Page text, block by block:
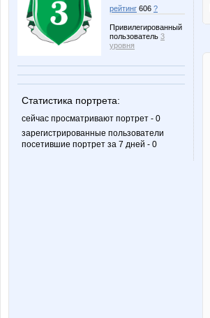
рейтинг 606 ?
Привилегированный
пользователь 3
уровня
Статистика портрета:
сейчас просматривают портрет - 0
зарегистрированные пользователи
посетившие портрет за 7 дней - 0